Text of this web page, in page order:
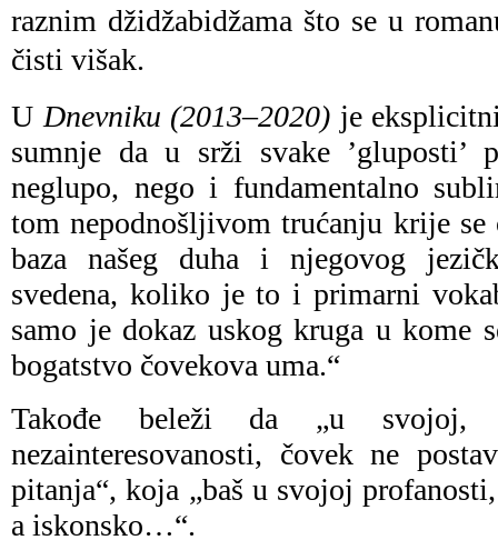
raznim džidžabidžama što se u
čisti višak.
U Dnevniku (2013–2020) je
sumnje da u srži svake ’gluposti’
neglupo, nego i fundamentalno
tom nepodnošljivom trućanju krije se
baza našeg duha i njegovog
svedena, koliko je to i primarni
samo je dokaz uskog kruga u kome
bogatstvo čovekova uma.“
Takođe beleži da „u svojoj,
nezainteresovanosti, čovek ne
pitanja“, koja „baš u svojoj
a iskonsko…“.